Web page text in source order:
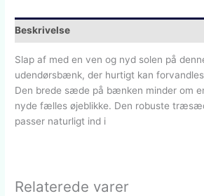
Beskrivelse
Slap af med en ven og nyd solen på
udendørsbænk, der hurtigt kan
Den brede sæde på bænken minder om
nyde fælles øjeblikke. Den robuste
passer naturligt ind i
Relaterede varer